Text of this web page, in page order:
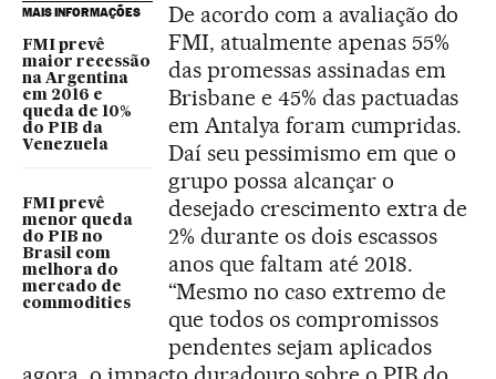
MAIS INFORMAÇÕES
FMI prevê
maior recessão
na Argentina
em 2016 e
queda de 10%
do PIB da
Venezuela
FMI prevê
menor queda
do PIB no
Brasil com
melhora do
mercado de
commodities
De acordo com a avaliação do
FMI, atualmente apenas 55%
das promessas assinadas em
Brisbane e 45% das pactuadas
em Antalya foram cumpridas.
Daí seu pessimismo em que o
grupo possa alcançar o
desejado crescimento extra de
2% durante os dois escassos
anos que faltam até 2018.
“Mesmo no caso extremo de
que todos os compromissos
pendentes sejam aplicados